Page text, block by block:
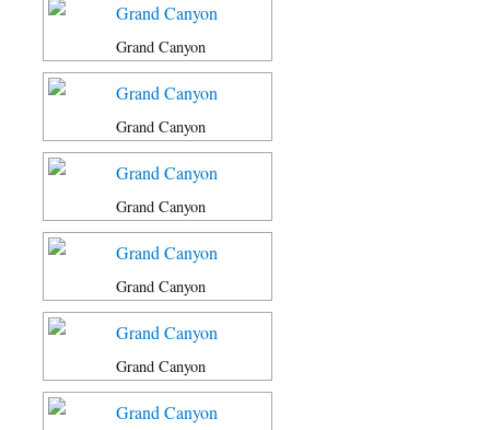
Grand Canyon
Grand Canyon
Grand Canyon
Grand Canyon
Grand Canyon